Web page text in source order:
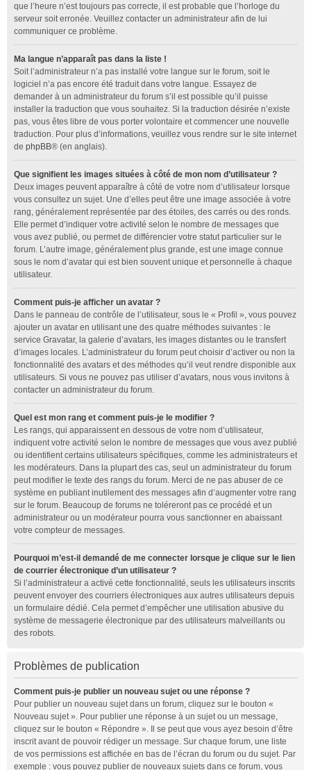
que l’heure n’est toujours pas correcte, il est probable que l’horloge du
serveur soit erronée. Veuillez contacter un administrateur afin de lui
communiquer ce problème.
Ma langue n’apparaît pas dans la liste !
Soit l’administrateur n’a pas installé votre langue sur le forum, soit le
logiciel n’a pas encore été traduit dans votre langue. Essayez de
demander à un administrateur du forum s’il est possible qu’il puisse
installer la traduction que vous souhaitez. Si la traduction désirée n’existe
pas, vous êtes libre de vous porter volontaire et commencer une nouvelle
traduction. Pour plus d’informations, veuillez vous rendre sur le site internet
de phpBB® (en anglais).
Que signifient les images situées à côté de mon nom d’utilisateur ?
Deux images peuvent apparaître à côté de votre nom d’utilisateur lorsque
vous consultez un sujet. Une d’elles peut être une image associée à votre
rang, généralement représentée par des étoiles, des carrés ou des ronds.
Elle permet d’indiquer votre activité selon le nombre de messages que
vous avez publié, ou permet de différencier votre statut particulier sur le
forum. L’autre image, généralement plus grande, est une image connue
sous le nom d’avatar qui est bien souvent unique et personnelle à chaque
utilisateur.
Comment puis-je afficher un avatar ?
Dans le panneau de contrôle de l’utilisateur, sous le « Profil », vous pouvez
ajouter un avatar en utilisant une des quatre méthodes suivantes : le
service Gravatar, la galerie d’avatars, les images distantes ou le transfert
d’images locales. L’administrateur du forum peut choisir d’activer ou non la
fonctionnalité des avatars et des méthodes qu’il veut rendre disponible aux
utilisateurs. Si vous ne pouvez pas utiliser d’avatars, nous vous invitons à
contacter un administrateur du forum.
Quel est mon rang et comment puis-je le modifier ?
Les rangs, qui apparaissent en dessous de votre nom d’utilisateur,
indiquent votre activité selon le nombre de messages que vous avez publié
ou identifient certains utilisateurs spécifiques, comme les administrateurs et
les modérateurs. Dans la plupart des cas, seul un administrateur du forum
peut modifier le texte des rangs du forum. Merci de ne pas abuser de ce
système en publiant inutilement des messages afin d’augmenter votre rang
sur le forum. Beaucoup de forums ne toléreront pas ce procédé et un
administrateur ou un modérateur pourra vous sanctionner en abaissant
votre compteur de messages.
Pourquoi m’est-il demandé de me connecter lorsque je clique sur le lien
de courrier électronique d’un utilisateur ?
Si l’administrateur a activé cette fonctionnalité, seuls les utilisateurs inscrits
peuvent envoyer des courriers électroniques aux autres utilisateurs depuis
un formulaire dédié. Cela permet d’empêcher une utilisation abusive du
système de messagerie électronique par des utilisateurs malveillants ou
des robots.
Problèmes de publication
Comment puis-je publier un nouveau sujet ou une réponse ?
Pour publier un nouveau sujet dans un forum, cliquez sur le bouton «
Nouveau sujet ». Pour publier une réponse à un sujet ou un message,
cliquez sur le bouton « Répondre ». Il se peut que vous ayez besoin d’être
inscrit avant de pouvoir rédiger un message. Sur chaque forum, une liste
de vos permissions est affichée en bas de l’écran du forum ou du sujet. Par
exemple : vous pouvez publier de nouveaux sujets dans ce forum, vous